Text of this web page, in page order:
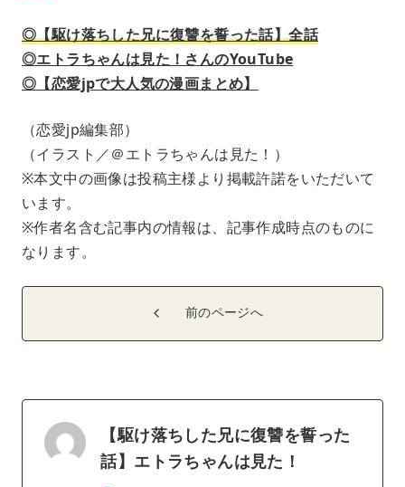
◎【駆け落ちした兄に復讐を誓った話】全話
◎エトラちゃんは見た！さんのYouTube
◎【恋愛jpで大人気の漫画まとめ】
（恋愛jp編集部）
（イラスト／＠エトラちゃんは見た！）
※本文中の画像は投稿主様より掲載許諾をいただいて
います。
※作者名含む記事内の情報は、記事作成時点のものに
なります。
前のページへ
【駆け落ちした兄に復讐を誓った
話】エトラちゃんは見た！